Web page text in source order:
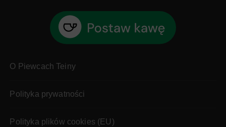
O Piewcach Teiny
Polityka prywatności
Polityka plików cookies (EU)